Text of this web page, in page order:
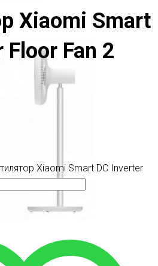
Xiaomi Smart
Floor Fan 2
Xiaomi Smart DC Inverter